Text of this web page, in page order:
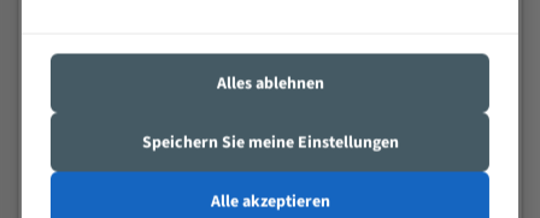
Speziell entwickelt für Profile / Rohre
Alles ablehnen
Speichern Sie meine Einstellungen
Alle akzeptieren